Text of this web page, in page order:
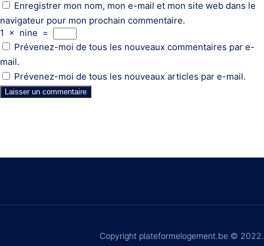
Enregistrer mon nom, mon e-mail et mon site web dans le
navigateur pour mon prochain commentaire.
1 × nine =
Prévenez-moi de tous les nouveaux commentaires par e-
mail.
Prévenez-moi de tous les nouveaux articles par e-mail.
Copyright plateformelogement.be © 2022.